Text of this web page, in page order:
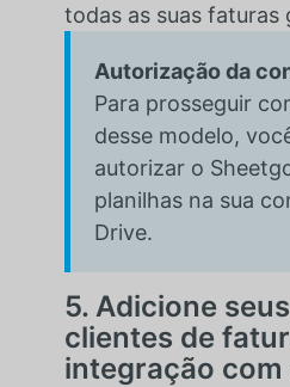
todas as suas faturas
Autorização da
Para prosseguir
desse modelo,
autorizar o
planilhas na sua
Drive.
5. Adicione
clientes de
integração com